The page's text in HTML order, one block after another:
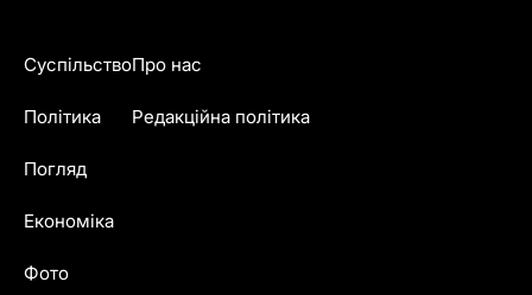
Суспільство
Політика
Погляд
Економіка
Фото
Про нас
Редакційна політика